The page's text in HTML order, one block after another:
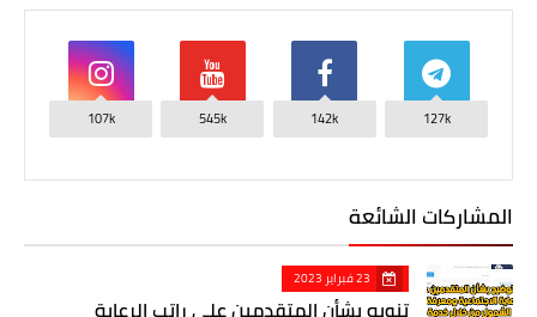
127k
142k
545k
107k
المشاركات الشائعة
23 فبراير 2023